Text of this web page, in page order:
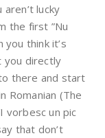
lucky
the first ”Nu
you think it’s
you directly
there and start
Romanian (The
vorbesc un pic
that don’t